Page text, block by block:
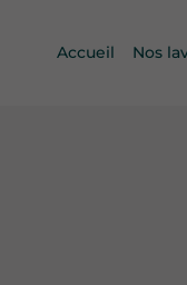
Accueil Nos